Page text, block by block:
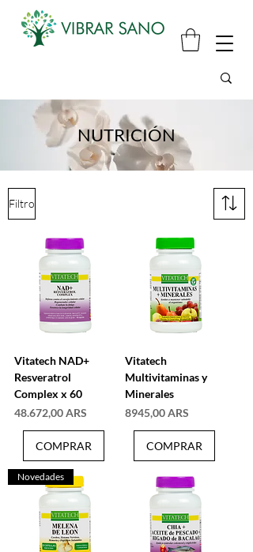
NUTRICIÓN
Filtro
Vitatech NAD+
Resveratrol
Complex x 60
Precio
48.672,00 ARS
COMPRAR
Vitatech
Multivitaminas y
Minerales
Precio
8945,00 ARS
COMPRAR
Novedades